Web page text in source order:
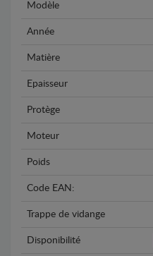
Modèle
Année
Matière
Epaisseur
Protège
Moteur
Poids
Code EAN:
Trappe de vidange
Disponibilité